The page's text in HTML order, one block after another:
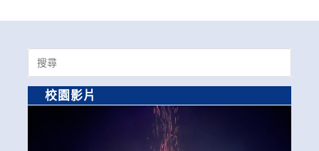
Search
for:
校園影片